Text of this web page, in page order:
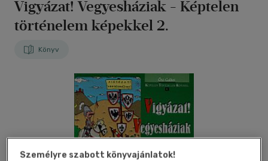
Vigyázat! Vegyesháziak - Képtelen
történelem képekkel 2.
Könyv
Személyre szabott könyvajánlatok!